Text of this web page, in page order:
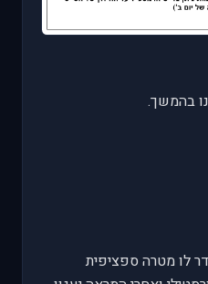
בהמשך.
לו מטרה ספציפית